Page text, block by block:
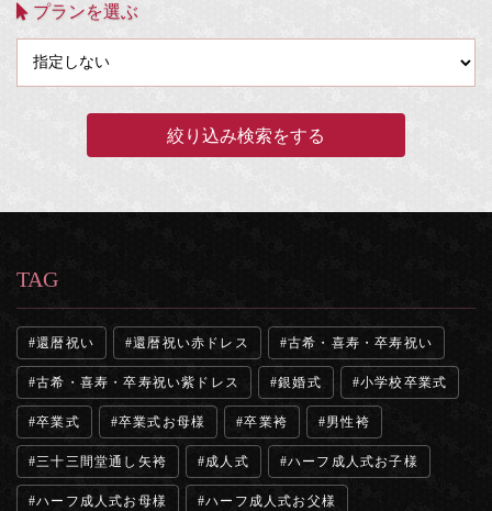
プランを選ぶ
TAG
還暦祝い 還暦祝い赤ドレス 古希・喜寿・卒寿祝い
古希・喜寿・卒寿祝い紫ドレス 銀婚式 小学校卒業式
卒業式 卒業式お母様 卒業袴 男性袴
三十三間堂通し矢袴 成人式 ハーフ成人式お子様
ハーフ成人式お母様 ハーフ成人式お父様